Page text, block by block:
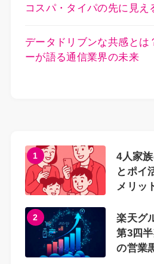
コスパ・タイパの先に見え
データドリブンな共感とは
ーが語る通信業界の未来
1
4人家
とポイ
メリッ
2
楽天グ
第3四
の営業